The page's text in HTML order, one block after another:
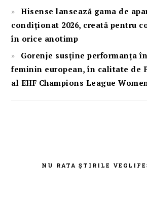
Hisense lansează gama de
condiționat 2026, creată pentru
în orice anotimp
Gorenje susține performanța
feminin european, în calitate de
al EHF Champions League
NU RATA ȘTIRILE